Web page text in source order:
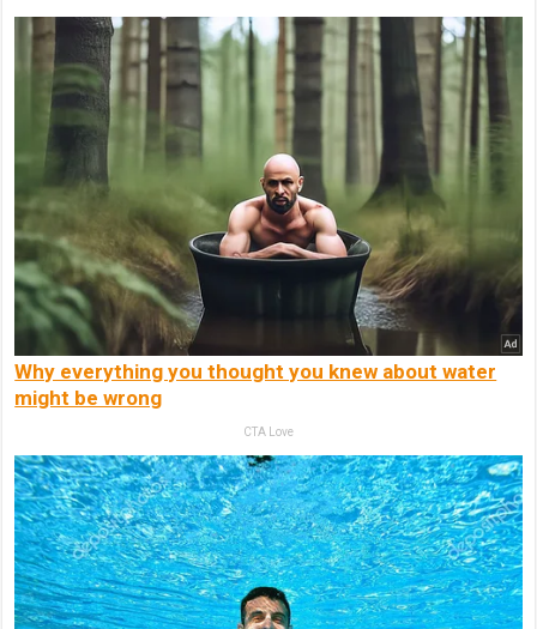
Why everything you thought you knew about water
might be wrong
CTA Love